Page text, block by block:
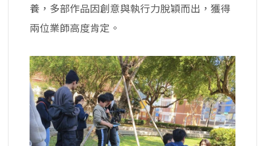
養，多部作品因創意與執行力脫穎而出，獲得
兩位業師高度肯定。